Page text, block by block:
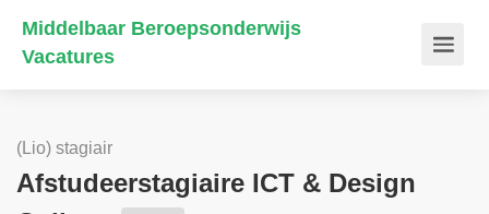
Middelbaar Beroepsonderwijs
Vacatures
(Lio) stagiair
Afstudeerstagiaire ICT & Design